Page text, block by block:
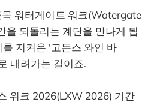
워터게이트 워크(Watergate
을 되돌리는 계단을 만나게 됩
지켜온 '고든스 와인 바
내려가는 길이죠.
위크 2026(LXW 2026) 기간